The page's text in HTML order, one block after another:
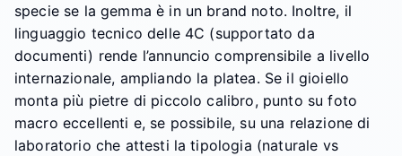
specie se la gemma è in un brand noto. Inoltre, il
linguaggio tecnico delle 4C (supportato da
documenti) rende l’annuncio comprensibile a livello
internazionale, ampliando la platea. Se il gioiello
monta più pietre di piccolo calibro, punto su foto
macro eccellenti e, se possibile, su una relazione di
laboratorio che attesti la tipologia (naturale vs